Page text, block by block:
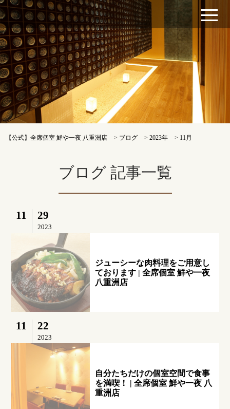
【公式】全席個室 鮮や一夜 八重洲店 > ブログ >2023年 > 11月
ブログ 記事一覧
11 29
2023
ジューシーな肉料理をご用意し
ております | 全席個室 鮮や一夜
八重洲店
11 22
2023
自分たちだけの個室空間で食事
を満喫！ | 全席個室 鮮や一夜 八
重洲店